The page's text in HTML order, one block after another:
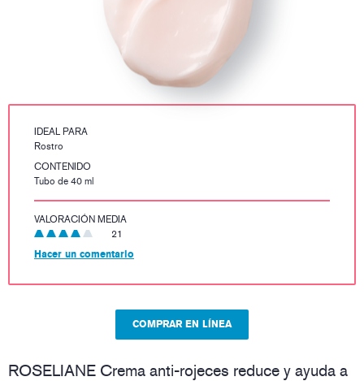
IDEAL PARA
Rostro
CONTENIDO
Tubo de 40 ml
VALORACIÓN MEDIA
21
Hacer un comentario
COMPRAR EN LÍNEA
ROSELIANE Crema anti-rojeces reduce y ayuda a